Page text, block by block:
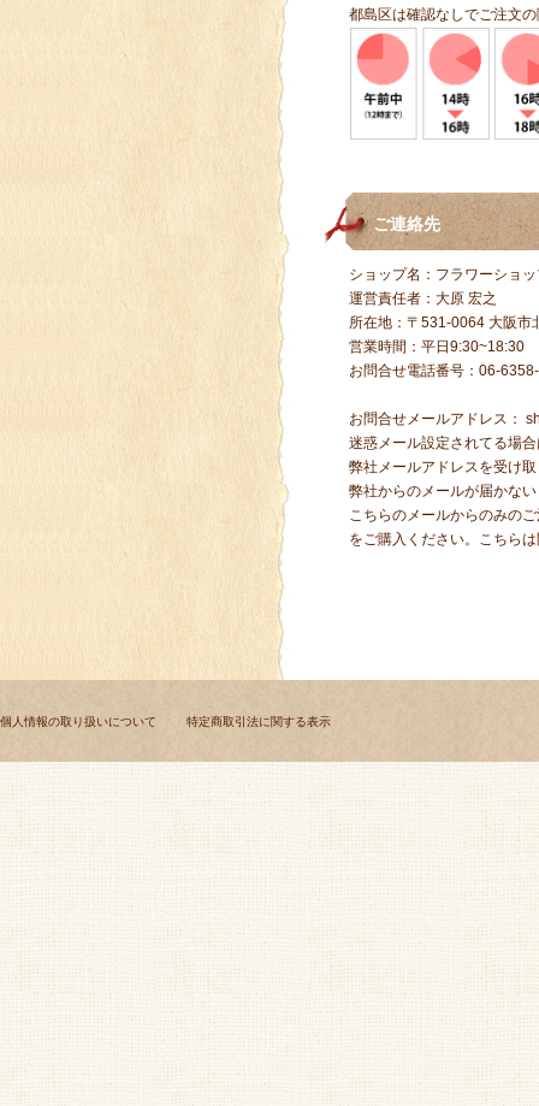
都島区は確認なしでご注文
ご連絡先
ショップ名：フラワーショ
運営責任者：大原 宏之
所在地：〒531-0064 大阪
営業時間：平日9:30~18:30
お問合せ電話番号：06-
お問合せメールアドレス：
迷惑メール設定されてる場
弊社メールアドレスを受け
弊社からのメールが届かな
こちらのメールからのみの
をご購入ください。こちら
個人情報の取り扱いについて 特定商取引法に関する表示